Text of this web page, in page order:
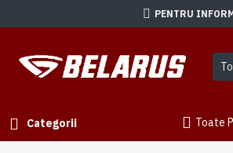
PENTRU
Categorii Toate